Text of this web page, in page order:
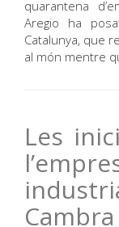
quarantena
Aregio ha
Catalunya, que
al món mentre
Les